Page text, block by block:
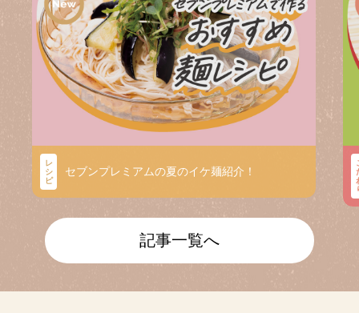
レ
シ
ピ
セブンプレミアムの夏のイケ麺紹介！
記事一覧へ